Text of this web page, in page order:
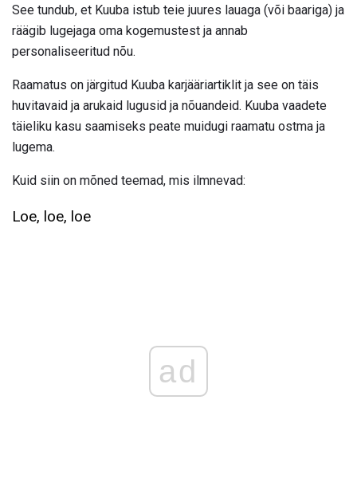
See tundub, et Kuuba istub teie juures lauaga (või baariga) ja
räägib lugejaga oma kogemustest ja annab
personaliseeritud nõu.
Raamatus on järgitud Kuuba karjääriartiklit ja see on täis
huvitavaid ja arukaid lugusid ja nõuandeid. Kuuba vaadete
täieliku kasu saamiseks peate muidugi raamatu ostma ja
lugema.
Kuid siin on mõned teemad, mis ilmnevad:
Loe, loe, loe
ad